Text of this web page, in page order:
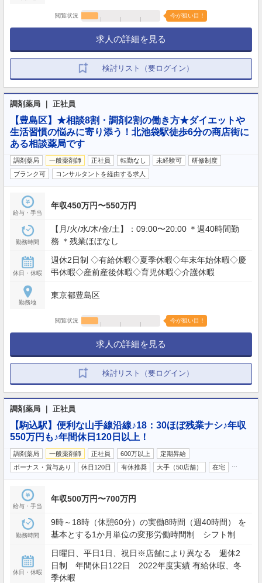
閲覧状況 今が狙い目！
求人の詳細を見る
検討リスト（要ログイン）
調剤薬局 ｜ 正社員
【豊島区】★相談8割・調剤2割の働き方★ダイエットや
生活習慣の悩みに寄り添う！北池袋駅徒歩6分の商店街に
ある相談薬局です
調剤薬局 一般薬剤師 正社員 転勤なし 未経験可
研修制度
ブランク可
コンサルタントを経由する求人
給与・手当
年収450万円〜550万円
勤務時間
【月/火/水/木/金/土】：09:00〜20:00 ＊週40時間勤
務 ＊残業ほぼなし
休日・休暇
週休2日制 ◇有給休暇◇夏季休暇◇年末年始休暇◇慶
弔休暇◇産前産後休暇◇育児休暇◇介護休暇
勤務地
東京都豊島区
閲覧状況 今が狙い目！
求人の詳細を見る
検討リスト（要ログイン）
調剤薬局 ｜ 正社員
【駒込駅】便利な山手線沿線♪18：30ほぼ残業ナシ♪年収
550万円も♪年間休日120日以上！
調剤薬局 一般薬剤師 正社員 600万以上
定期昇給
ボーナス・賞与あり
休日120日 有休推奨 大手（50店舗） 在宅
給与・手当
年収500万円〜700万円
勤務時間
9時～18時（休憩60分）の実働8時間（週40時間） を
基本とする1か月単位の変形労働時間制 シフト制
休日・休暇
日曜日、平日1日、祝日※店舗により異なる 週休2
日制 年間休日122日 2022年度実績 有給休暇、冬
季休暇